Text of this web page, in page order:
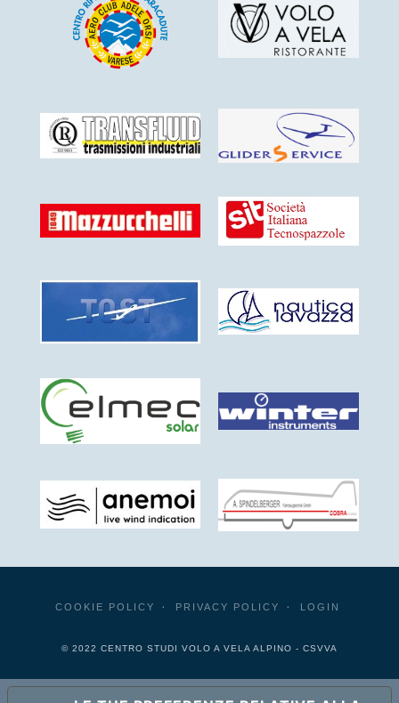
COOKIE POLICY PRIVACY POLICY LOGIN
© 2022 CENTRO STUDI VOLO A VELA ALPINO - CSVVA